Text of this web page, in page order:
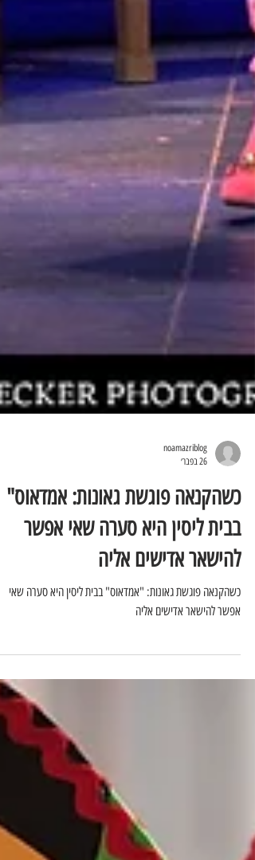
noamazriblog
26 בפבר׳
כשהקנאה פוגשת גאונות: אמדאוס"
בבית ליסין היא סערה שאי אפשר
אפשר להישאר אדישים אליה